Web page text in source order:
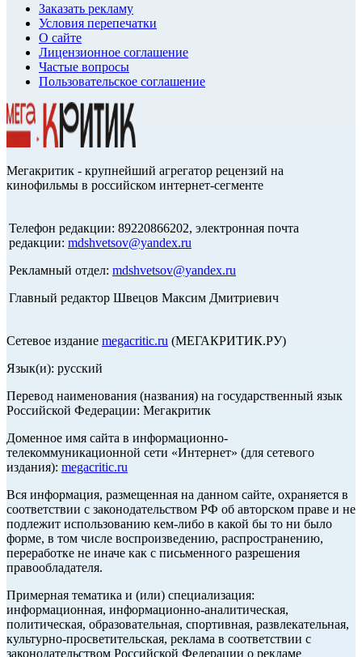
Заказать рекламу
Условия перепечатки
О сайте
Лицензионное соглашение
Частые вопросы
Пользовательское соглашение
Мегакритик - крупнейший агрегатор рецензий на
кинофильмы в российском интернет-сегменте
Телефон редакции: 89220866202, электронная почта
редакции: mdshvetsov@yandex.ru
Рекламный отдел: mdshvetsov@yandex.ru
Главный редактор Швецов Максим Дмитриевич
Сетевое издание megacritic.ru (МЕГАКРИТИК.РУ)
Язык(и): русский
Перевод наименования (названия) на государственный язык
Российской Федерации: Мегакритик
Доменное имя сайта в информационно-
телекоммуникационной сети «Интернет» (для сетевого
издания): megacritic.ru
Вся информация, размещенная на данном сайте, охраняется в
соответствии с законодательством РФ об авторском праве и не
подлежит использованию кем-либо в какой бы то ни было
форме, в том числе воспроизведению, распространению,
переработке не иначе как с письменного разрешения
правообладателя.
Примерная тематика и (или) специализация:
информационная, информационно-аналитическая,
политическая, образовательная, спортивная, развлекательная,
культурно-просветительская, реклама в соответствии с
законодательством Российской Федерации о рекламе